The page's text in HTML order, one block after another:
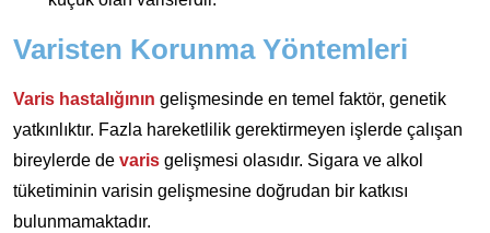
Varisten Korunma Yöntemleri
Varis hastalığının gelişmesinde en temel faktör, genetik
yatkınlıktır. Fazla hareketlilik gerektirmeyen işlerde çalışan
bireylerde de varis gelişmesi olasıdır. Sigara ve alkol
tüketiminin varisin gelişmesine doğrudan bir katkısı
bulunmamaktadır.